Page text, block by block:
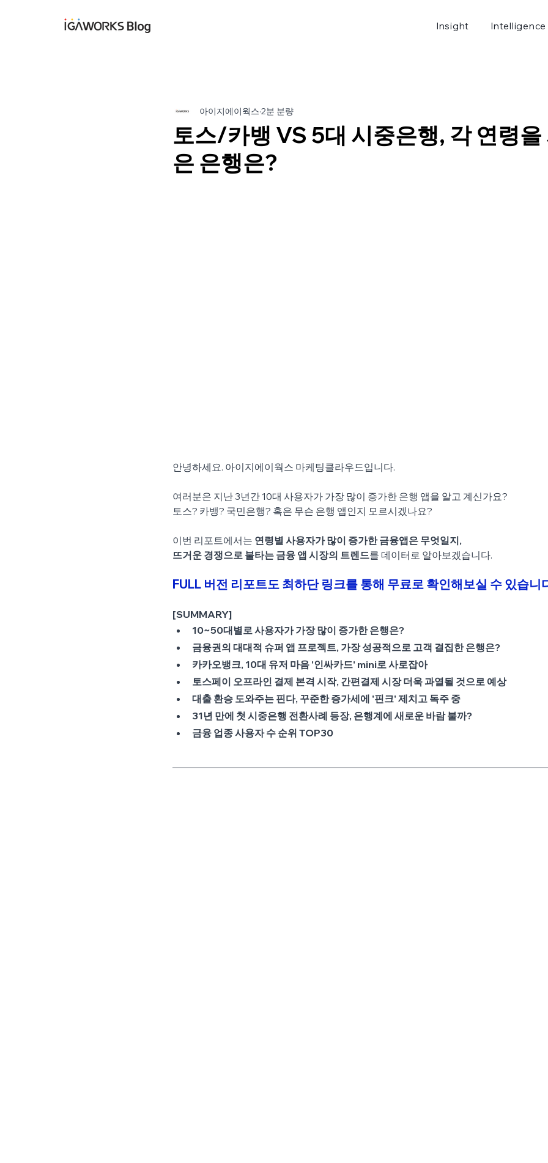
Insight Intelligence
토스/카뱅 VS 5대 시중은행, 각 연령을
은 은행은?
아이지에이웍스 2분 분량
안녕하세요. 아이지에이웍스 마케팅클라우드입니다.
여러분은 지난 3년간 10대 사용자가 가장 많이 증가한 은행 앱을 알고 계신가요?
토스? 카뱅? 국민은행? 혹은 무슨 은행 앱인지 모르시겠나요?
이번 리포트에서는 연령별 사용자가 많이 증가한 금융앱은 무엇일지,
뜨거운 경쟁으로 불타는 금융 앱 시장의 트렌드를 데이터로 알아보겠습니다.
FULL 버전 리포트도 최하단 링크를 통해 무료로 확인해보실 수 있습니
[SUMMARY]
10~50대별로 사용자가 가장 많이 증가한 은행은?
금융권의 대대적 슈퍼 앱 프로젝트, 가장 성공적으로 고객 결집한 은행은?
카카오뱅크, 10대 유저 마음 '인싸카드' mini로 사로잡아
토스페이 오프라인 결제 본격 시작, 간편결제 시장 더욱 과열될 것으로 예상
대출 환승 도와주는 핀다, 꾸준한 증가세에 '핀크' 제치고 독주 중
31년 만에 첫 시중은행 전환사례 등장, 은행계에 새로운 바람 불까?
금융 업종 사용자 수 순위 TOP30